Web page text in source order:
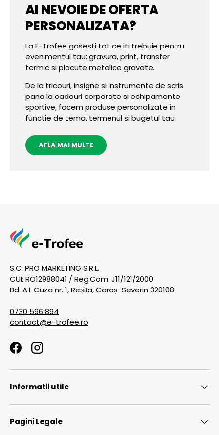
AI NEVOIE DE OFERTA
PERSONALIZATA?
La E-Trofee gasesti tot ce iti trebuie pentru
evenimentul tau: gravura, print, transfer
termic si placute metalice gravate.
De la tricouri, insigne si instrumente de scris
pana la cadouri corporate si echipamente
sportive, facem produse personalizate in
functie de tema, termenul si bugetul tau.
AFLA MAI MULTE
S.C. PRO MARKETING S.R.L.
CUI: RO12988041 / Reg.Com: J11/121/2000
Bd. A.I. Cuza nr. 1, Reșița, Caraș-Severin 320108
0730 596 894
contact@e-trofee.ro
FacebookInstagram
Informatii utile
Pagini Legale